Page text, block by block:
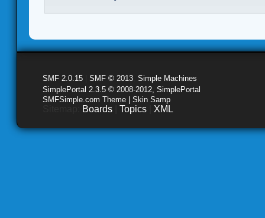
SMF 2.0.15 SMF © 2013 Simple Machines
SimplePortal 2.3.5 © 2008-2012, SimplePortal
SMFSimple.com Theme | Skin Samp
Boards Topics XML